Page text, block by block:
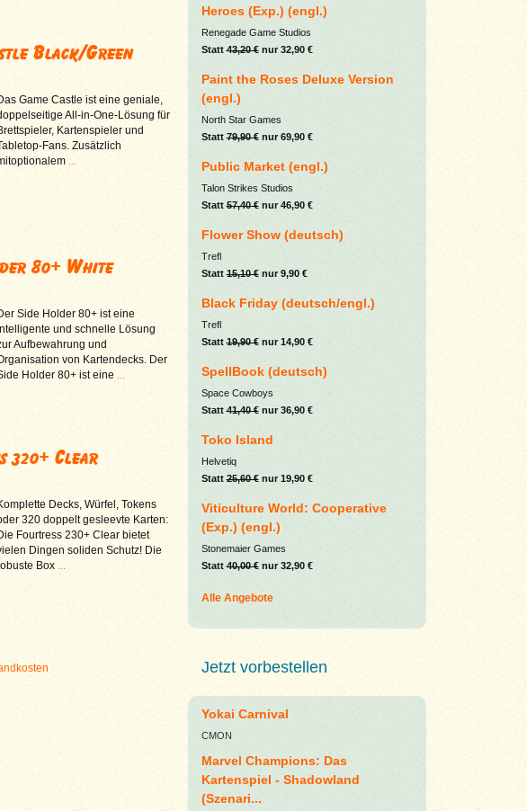
Black/Green
Game Castle ist eine geniale,
All-in-One-Lösung für
Kartenspieler und
Fans. Zusätzlich
...
80+ White
Side Holder 80+ ist eine
und schnelle Lösung
Aufbewahrung und
von Kartendecks. Der
Holder 80+ ist eine ...
320+ Clear
Decks, Würfel, Tokens
320 doppelt gesleevte Karten:
Fourtress 230+ Clear bietet
Dingen soliden Schutz! Die
Box ...
Heroes (Exp.) (engl.)
Renegade Game Studios
Statt43,20 €nur 32,90 €
Paint the Roses Deluxe Version
(engl.)
North Star Games
Statt79,90 €nur 69,90 €
Public Market (engl.)
Talon Strikes Studios
Statt57,40 €nur 46,90 €
Flower Show (deutsch)
Trefl
Statt15,10 €nur 9,90 €
Black Friday (deutsch/engl.)
Trefl
Statt19,90 €nur 14,90 €
SpellBook (deutsch)
Space Cowboys
Statt41,40 €nur 36,90 €
Toko Island
Helvetiq
Statt25,60 €nur 19,90 €
Viticulture World: Cooperative
(Exp.) (engl.)
Stonemaier Games
Statt40,00 €nur 32,90 €
Alle Angebote
Jetzt vorbestellen
Yokai Carnival
CMON
Marvel Champions: Das
Kartenspiel - Shadowland
(Szenari...